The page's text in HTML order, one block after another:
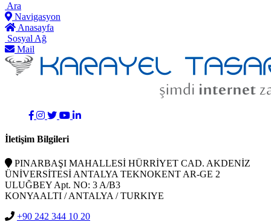
Ara
Navigasyon
Anasayfa
Sosyal Ağ
Mail
İletişim Bilgileri
PINARBAŞI MAHALLESİ HÜRRİYET CAD. AKDENİZ
ÜNİVERSİTESİ ANTALYA TEKNOKENT AR-GE 2
ULUĞBEY Apt. NO: 3 A/B3
KONYAALTI / ANTALYA / TURKIYE
+90 242 344 10 20